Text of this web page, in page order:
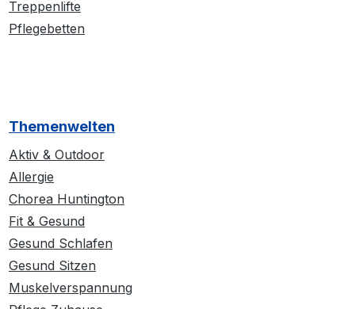
Treppenlifte
Pflegebetten
Themenwelten
Aktiv & Outdoor
Allergie
Chorea Huntington
Fit & Gesund
Gesund Schlafen
Gesund Sitzen
Muskelverspannung